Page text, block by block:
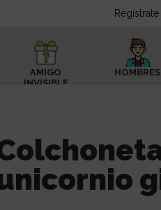
Regístrate
AMIGO
INVISIBLE
HOMBRES